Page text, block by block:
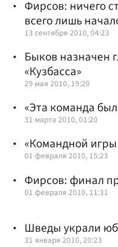
Фирсов: ничего
всего лишь
13 сентября 2010, 04:23
Быков назначен
«Кузбасса»
29 мая 2010, 19:20
«Эта команда
31 марта 2010, 01:20
«Командной
01 февраля 2010, 15:23
Фирсов: финал
01 февраля 2010, 11:31
Шведы украли
31 января 2010, 20:23